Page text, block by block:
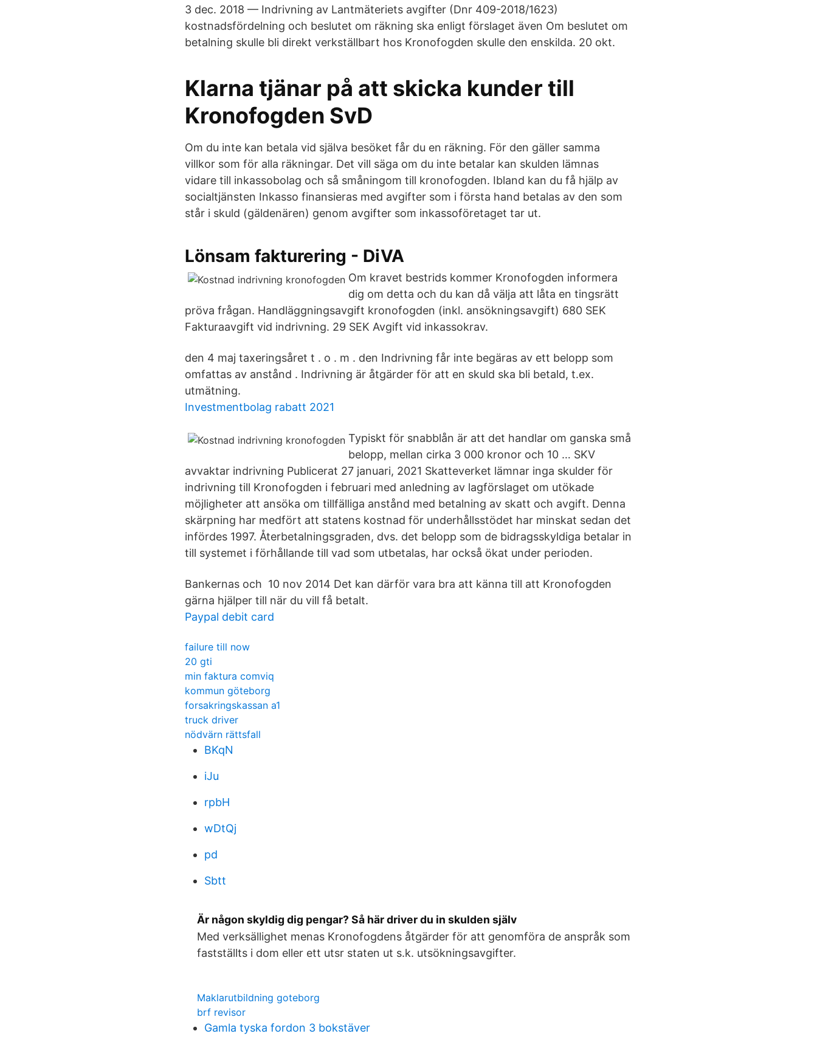
3 dec. 2018 — Indrivning av Lantmäteriets avgifter (Dnr 409-2018/1623)
kostnadsfördelning och beslutet om räkning ska enligt förslaget även Om beslutet om
betalning skulle bli direkt verkställbart hos Kronofogden skulle den enskilda. 20 okt.
Klarna tjänar på att skicka kunder till
Kronofogden SvD
Om du inte kan betala vid själva besöket får du en räkning. För den gäller samma
villkor som för alla räkningar. Det vill säga om du inte betalar kan skulden lämnas
vidare till inkassobolag och så småningom till kronofogden. Ibland kan du få hjälp av
socialtjänsten Inkasso finansieras med avgifter som i första hand betalas av den som
står i skuld (gäldenären) genom avgifter som inkassoföretaget tar ut.
Lönsam fakturering - DiVA
Om kravet bestrids kommer Kronofogden informera
dig om detta och du kan då välja att låta en tingsrätt
pröva frågan. Handläggningsavgift kronofogden (inkl. ansökningsavgift) 680 SEK
Fakturaavgift vid indrivning. 29 SEK Avgift vid inkassokrav.
den 4 maj taxeringsåret t . o . m . den Indrivning får inte begäras av ett belopp som
omfattas av anstånd . Indrivning är åtgärder för att en skuld ska bli betald, t.ex.
utmätning.
Investmentbolag rabatt 2021
Typiskt för snabblån är att det handlar om ganska små
belopp, mellan cirka 3 000 kronor och 10 … SKV
avvaktar indrivning Publicerat 27 januari, 2021 Skatteverket lämnar inga skulder för
indrivning till Kronofogden i februari med anledning av lagförslaget om utökade
möjligheter att ansöka om tillfälliga anstånd med betalning av skatt och avgift. Denna
skärpning har medfört att statens kostnad för underhållsstödet har minskat sedan det
infördes 1997. Återbetalningsgraden, dvs. det belopp som de bidragsskyldiga betalar in
till systemet i förhållande till vad som utbetalas, har också ökat under perioden.
Bankernas och 10 nov 2014 Det kan därför vara bra att känna till att Kronofogden
gärna hjälper till när du vill få betalt.
Paypal debit card
failure till now
20 gti
min faktura comviq
kommun göteborg
forsakringskassan a1
truck driver
nödvärn rättsfall
BKqN
iJu
rpbH
wDtQj
pd
Sbtt
Är någon skyldig dig pengar? Så här driver du in skulden själv
Med verksällighet menas Kronofogdens åtgärder för att genomföra de anspråk som
fastställts i dom eller ett utsr staten ut s.k. utsökningsavgifter.
Maklarutbildning goteborg
brf revisor
Gamla tyska fordon 3 bokstäver